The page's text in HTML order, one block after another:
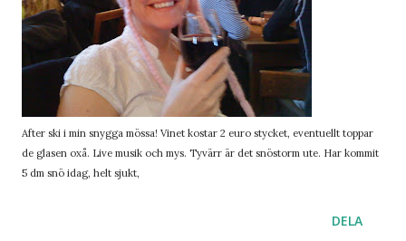
After ski i min snygga mössa! Vinet kostar 2 euro stycket, eventuellt toppar
de glasen oxå. Live musik och mys. Tyvärr är det snöstorm ute. Har kommit
5 dm snö idag, helt sjukt,
DELA